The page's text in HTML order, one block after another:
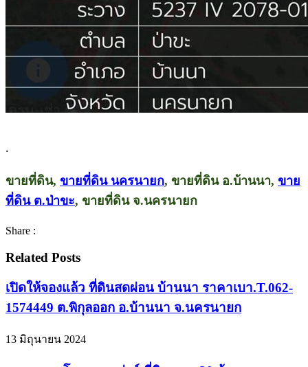
.
ขายที่ดิน, ขายที่ดิน นครนายก, ขายที่ดิน อ.บ้านนา, ขาย
ที่ดิน ต.ป่าขะ, ขายที่ดิน จ.นครนายก
Share :
Related Posts
เปิดให้จองแล้ว ที่ดินสดผ่อน บ้านนา ราคาเบา.T.062-
1574449 ต.พิกุลออก อ.บ้านนา จ.นครนายก
13 มิถุนายน 2024